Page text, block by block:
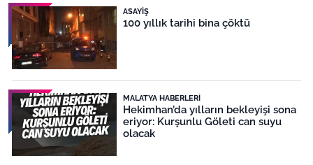
ASAYIŞ
100 yıllık tarihi bina çöktü
MALATYA HABERLERI
Hekimhan’da yılların bekleyişi sona
eriyor: Kurşunlu Göleti can suyu
olacak